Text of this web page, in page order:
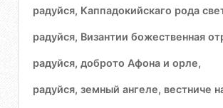
радуйся, Каппадокийскаго рода
радуйся, Византии божественная
радуйся, доброто Афона и орле,
радуйся, земный ангеле, вестниче